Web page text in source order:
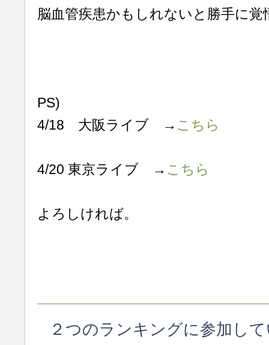
脳血管疾患かもしれないと勝手に覚
PS)
4/18 大阪ライブ → こちら
4/20 東京ライブ → こちら
よろしければ。
２つのランキングに参加し